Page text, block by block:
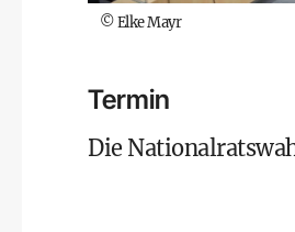
©Elke Mayr
Termin
Die